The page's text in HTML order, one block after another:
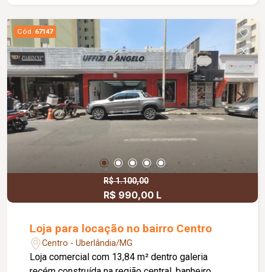
Cód. 67147
R$ 1.100,00
R$ 990,00 L
Loja para locação no bairro Centro
Centro - Uberlândia/MG
Loja comercial com 13,84 m² dentro galeria